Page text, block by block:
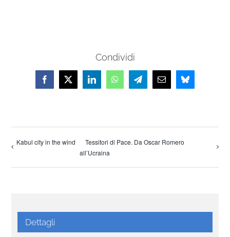
Condividi
Facebook
X LinkedInWhatsAppTelegramEmail Bluesky
Kabul city in the wind
Tessitori di Pace. Da Oscar Romero
all’Ucraina
Dettagli